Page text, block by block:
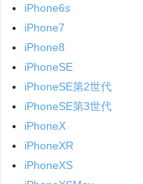
iPhone6s
iPhone7
iPhone8
iPhoneSE
iPhoneSE第2世代
iPhoneSE第3世代
iPhoneX
iPhoneXR
iPhoneXS